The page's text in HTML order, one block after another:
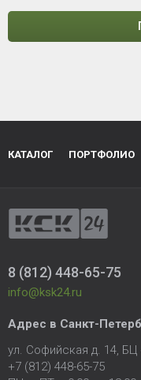
КАТАЛОГ ПОРТФОЛИО
8 (812) 448-65-75
info@ksk24.ru
Адрес в Санкт-
ул. Софийская д. 14,
+7 (812) 448-65-75